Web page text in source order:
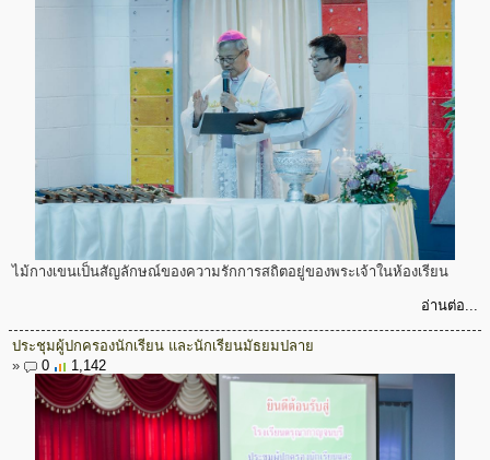
ไม้กางเขนเป็นสัญลักษณ์ของความรักการสถิตอยู่ของพระเจ้าในห้องเรียน
อ่านต่อ...
ประชุมผู้ปกครองนักเรียน และนักเรียนมัธยมปลาย
»
0 1,142